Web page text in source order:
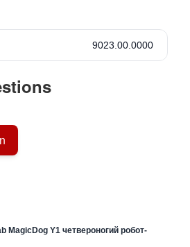
9023.00.0000
MagicDog Y1 четвероногий робот-